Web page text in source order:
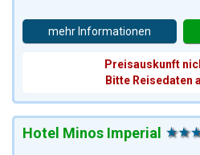
mehr Informationen
Preisauskunft
Bitte Reisedaten
Hotel Minos Imperial